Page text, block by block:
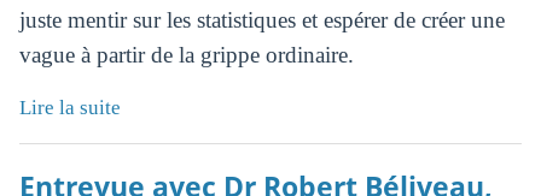
juste mentir sur les statistiques et espérer de créer une
vague à partir de la grippe ordinaire.
Lire la suite
Entrevue avec Dr Robert Béliveau,